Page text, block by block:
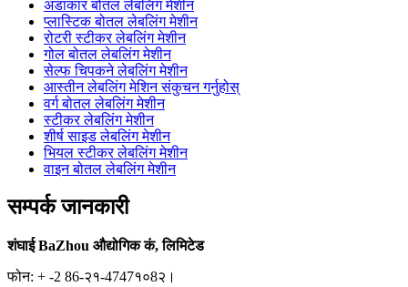
अंडाकार बोतल लेबलिंग मेशीन
प्लास्टिक बोतल लेबलिंग मेशीन
रोटरी स्टीकर लेबलिंग मेशीन
गोल बोतल लेबलिंग मेशीन
सेल्फ चिपकने लेबलिंग मेशीन
आस्तीन लेबलिंग मेशिन संकुचन गर्नुहोस्
वर्ग बोतल लेबलिंग मेशीन
स्टीकर लेबलिंग मेशीन
शीर्ष साइड लेबलिंग मेशीन
भियल स्टीकर लेबलिंग मेशीन
वाइन बोतल लेबलिंग मेशीन
सम्पर्क जानकारी
शंघाई BaZhou औद्योगिक कं, लिमिटेड
फोन: + -2 86-२१-4747१०8२।